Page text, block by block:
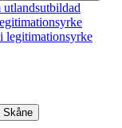
utlandsutbildad
legitimationsyrke
Skåne